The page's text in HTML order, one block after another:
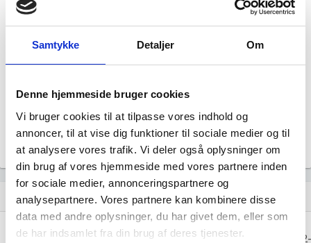
Samtykke Detaljer Om
Denne hjemmeside bruger cookies
Vi bruger cookies til at tilpasse vores indhold og
annoncer, til at vise dig funktioner til sociale medier og til
at analysere vores trafik. Vi deler også oplysninger om
din brug af vores hjemmeside med vores partnere inden
for sociale medier, annonceringspartnere og
analysepartnere. Vores partnere kan kombinere disse
data med andre oplysninger, du har givet dem, eller som
de har indsamlet fra din brug af deres tjenester.
Årsrapporten 2024-12 file_download
Årsrapporten 2023-12 file_download
Årsrapporten 2022-12
Årsrapporten 2021-12 file_download
assignment Regnskaber
Resultat i 1000
2025-12 2024-12 2023-12